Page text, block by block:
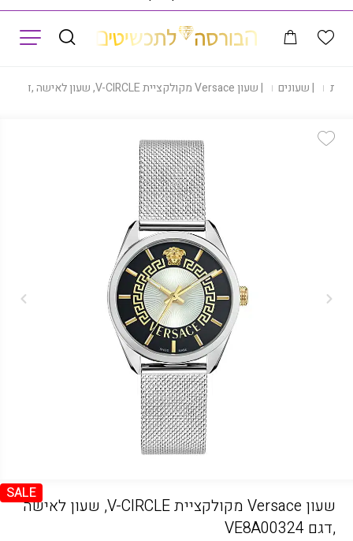
חנות |שעונים |שעון Versace מקולקציית V-CIRCLE, שעון לאישה ,דגם VE8A00324
SALE
שעון Versace מקולקציית V-CIRCLE, שעון לאישה
,דגם VE8A00324